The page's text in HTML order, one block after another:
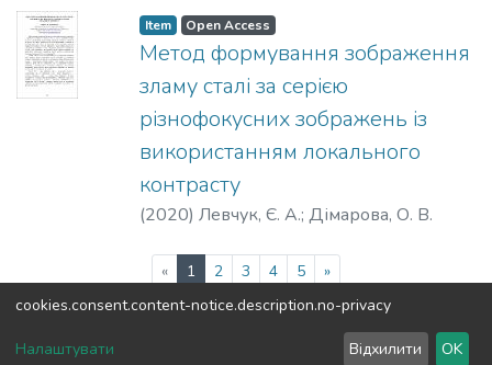
Item Open Access
Метод формування зображення
зламу сталі за серією
різнофокусних зображень із
використанням локального
контрасту
(2020) Левчук, Є. А.; Дімарова, О. В.
« 1 (current)
2 3 4 5 »
DSpace software copyright © 2002-2026LYRASIS
cookies.consent.content-notice.description.no-privacy
Налаштувати Відхилити OK